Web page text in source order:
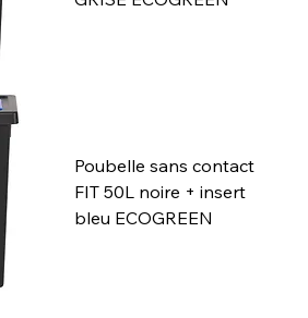
Poubelle sans contact
FIT 50L noire + insert
bleu ECOGREEN